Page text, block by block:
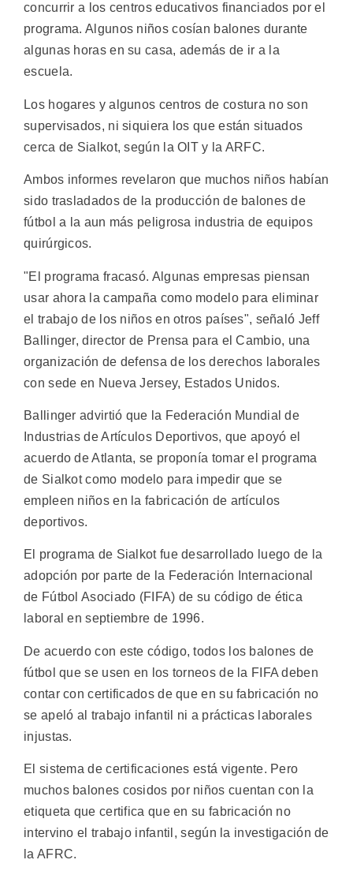
concurrir a los centros educativos financiados por el
programa. Algunos niños cosían balones durante
algunas horas en su casa, además de ir a la
escuela.
Los hogares y algunos centros de costura no son
supervisados, ni siquiera los que están situados
cerca de Sialkot, según la OIT y la ARFC.
Ambos informes revelaron que muchos niños habían
sido trasladados de la producción de balones de
fútbol a la aun más peligrosa industria de equipos
quirúrgicos.
"El programa fracasó. Algunas empresas piensan
usar ahora la campaña como modelo para eliminar
el trabajo de los niños en otros países", señaló Jeff
Ballinger, director de Prensa para el Cambio, una
organización de defensa de los derechos laborales
con sede en Nueva Jersey, Estados Unidos.
Ballinger advirtió que la Federación Mundial de
Industrias de Artículos Deportivos, que apoyó el
acuerdo de Atlanta, se proponía tomar el programa
de Sialkot como modelo para impedir que se
empleen niños en la fabricación de artículos
deportivos.
El programa de Sialkot fue desarrollado luego de la
adopción por parte de la Federación Internacional
de Fútbol Asociado (FIFA) de su código de ética
laboral en septiembre de 1996.
De acuerdo con este código, todos los balones de
fútbol que se usen en los torneos de la FIFA deben
contar con certificados de que en su fabricación no
se apeló al trabajo infantil ni a prácticas laborales
injustas.
El sistema de certificaciones está vigente. Pero
muchos balones cosidos por niños cuentan con la
etiqueta que certifica que en su fabricación no
intervino el trabajo infantil, según la investigación de
la AFRC.